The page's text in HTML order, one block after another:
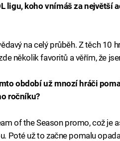
ligu, koho vnímáš za největší
na celý průběh. Z těch 10
několik favoritů a věřím, že
období už mnozí hráči
ročníku?
of the Season promo, což je
Poté už to začne pomalu